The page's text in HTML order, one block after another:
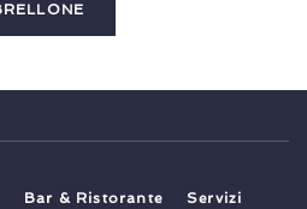
Bar & Ristorante
Servizi